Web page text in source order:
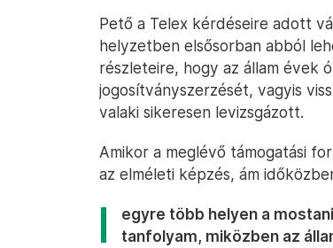
Pető a Telex kérdéseire adott
helyzetben elsősorban abból
részleteire, hogy az állam évek
jogosítványszerzését, vagyis
valaki sikeresen levizsgázott.
Amikor a meglévő támogatási
az elméleti képzés, ám
egyre több helyen a
tanfolyam, miközben az